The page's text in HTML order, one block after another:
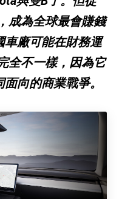
成為全球最會賺錢
車廠可能在財務運
全不一樣，因為它
向的商業戰爭。